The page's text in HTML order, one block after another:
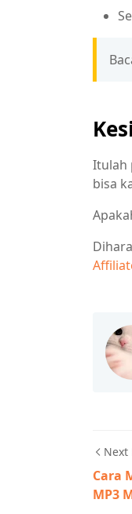
Itulah
bisa
Next
Cara
MP3